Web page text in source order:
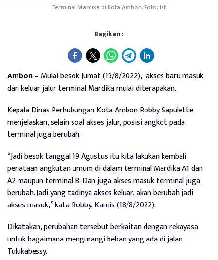
Terminal Mardika di Kota Ambon. Foto: Ist
Bagikan :
Ambon– Mulai besok Jumat (19/8/2022), akses baru masuk
dan keluar jalur terminal Mardika mulai diterapakan.
Kepala Dinas Perhubungan Kota Ambon Robby Sapulette
menjelaskan, selain soal akses jalur, posisi angkot pada
terminal juga berubah.
“Jadi besok tanggal 19 Agustus itu kita lakukan kembali
penataan angkutan umum di dalam terminal Mardika A1 dan
A2 maupun terminal B. Dan juga akses masuk terminal juga
berubah. Jadi yang tadinya akses keluar, akan berubah jadi
akses masuk,” kata Robby, Kamis (18/8/2022).
Dikatakan, perubahan tersebut berkaitan dengan rekayasa
untuk bagaimana mengurangi beban yang ada di jalan
Tulukabessy.